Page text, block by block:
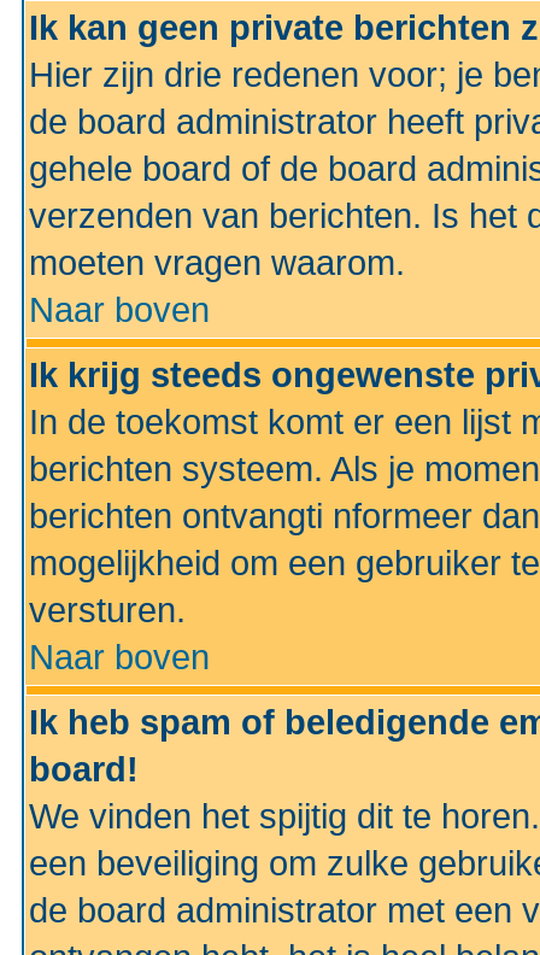
Ik kan geen private berichten
Hier zijn drie redenen voor; je
de board administrator heeft
gehele board of de board
verzenden van berichten. Is het
moeten vragen waarom.
Naar boven
Ik krijg steeds ongewenste
In de toekomst komt er een lijst
berichten systeem. Als je
berichten ontvangti nformeer
mogelijkheid om een gebruiker
versturen.
Naar boven
Ik heb spam of beledigende
board!
We vinden het spijtig dit te
een beveiliging om zulke
de board administrator met een